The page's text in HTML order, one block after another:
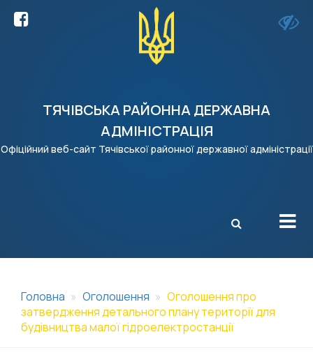
ТЯЧІВСЬКА РАЙОННА ДЕРЖАВНА
АДМІНІСТРАЦІЯ
Офіційний веб-сайт Тячівської районної державної адміністрації
Головна Оголошення
Оголошення про
затвердження детального плану території для
будівництва малої гідроелектростанції